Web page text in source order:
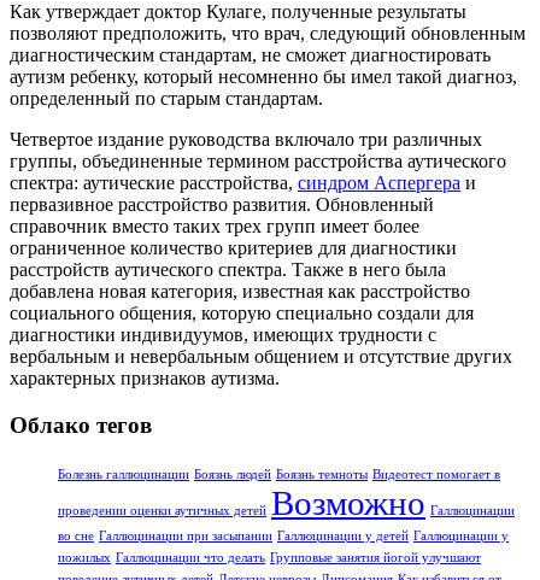
Как утверждает доктор Кулаге, полученные результаты
позволяют предположить, что врач, следующий обновленным
диагностическим стандартам, не сможет диагностировать
аутизм ребенку, который несомненно бы имел такой диагноз,
определенный по старым стандартам.
Четвертое издание руководства включало три различных
группы, объединенные термином расстройства аутического
спектра: аутические расстройства, синдром Аспергера и
первазивное расстройство развития. Обновленный
справочник вместо таких трех групп имеет более
ограниченное количество критериев для диагностики
расстройств аутического спектра. Также в него была
добавлена новая категория, известная как расстройство
социального общения, которую специально создали для
диагностики индивидуумов, имеющих трудности с
вербальным и невербальным общением и отсутствие других
характерных признаков аутизма.
Облако тегов
Болезнь галлюцинации Боязнь людей Боязнь темноты Видеотест помогает в
проведении оценки аутичных детей Возможно Галлюцинации
во сне Галлюцинации при засыпании Галлюцинации у детей Галлюцинации у
пожилых Галлюцинации что делать Групповые занятия йогой улучшают